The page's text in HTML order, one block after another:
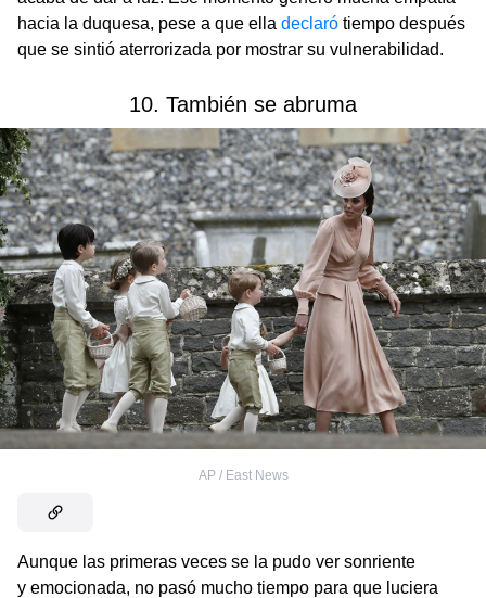
hacia la duquesa, pese a que ella declaró tiempo después
que se sintió aterrorizada por mostrar su vulnerabilidad.
10. También se abruma
AP / East News
Aunque las primeras veces se la pudo ver sonriente
y emocionada, no pasó mucho tiempo para que luciera